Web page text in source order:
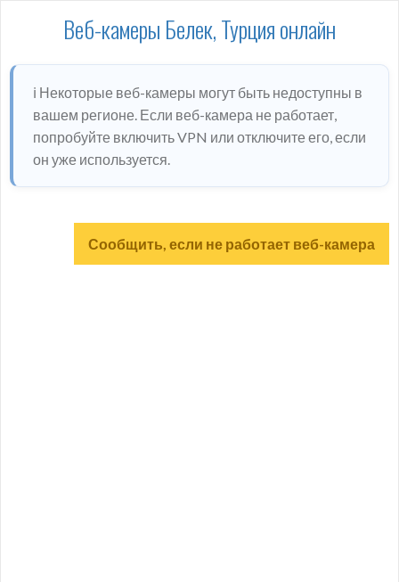
Веб-камеры Белек, Турция онлайн
ℹ️ Некоторые веб-камеры могут быть недоступны в
вашем регионе. Если веб-камера не работает,
попробуйте включить VPN или отключите его, если
он уже используется.
Сообщить, если не работает веб-камера